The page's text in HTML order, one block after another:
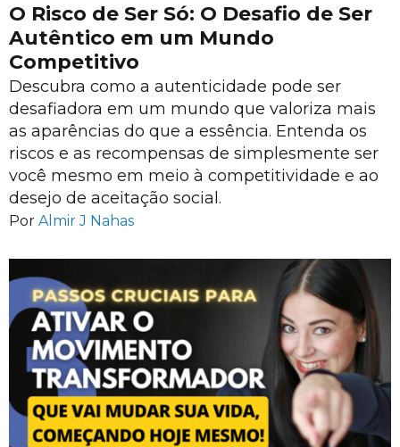
O Risco de Ser Só: O Desafio de Ser
Autêntico em um Mundo
Competitivo
Descubra como a autenticidade pode ser
desafiadora em um mundo que valoriza mais
as aparências do que a essência. Entenda os
riscos e as recompensas de simplesmente ser
você mesmo em meio à competitividade e ao
desejo de aceitação social.
Por Almir J Nahas